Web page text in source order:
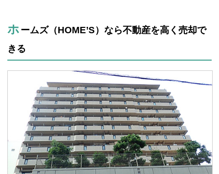
ホームズ（HOME’S）なら不動産を高く売却で
きる